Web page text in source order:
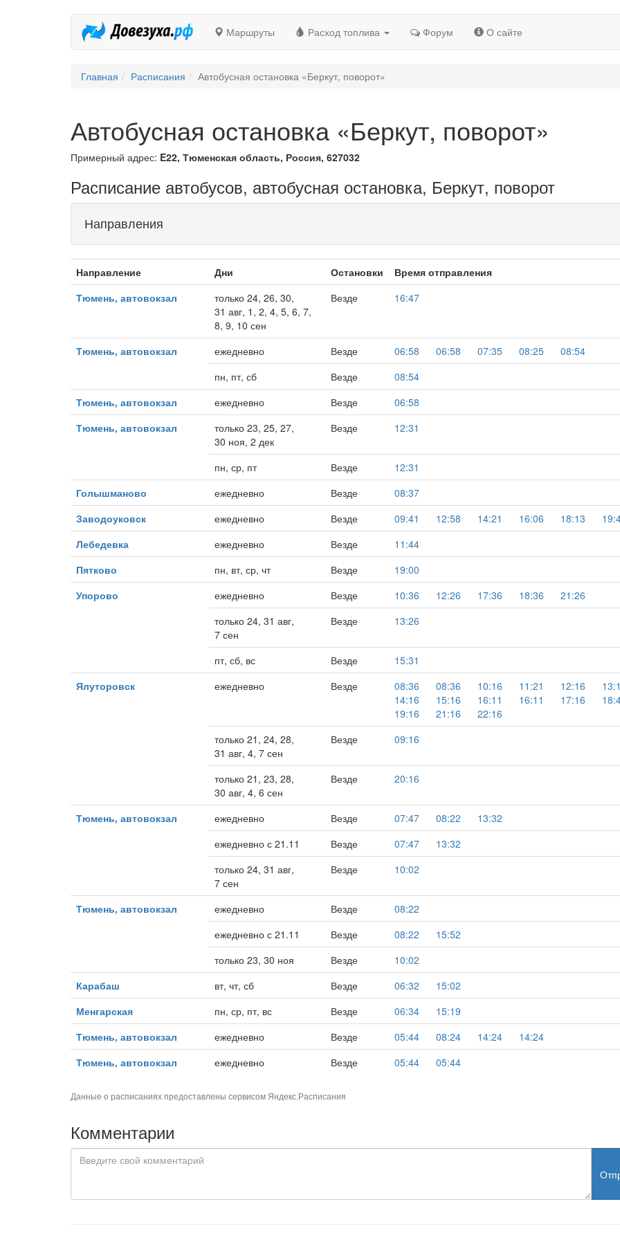
Маршруты Расход топлива Форум О сайте
Главная Расписания Автобусная остановка «Беркут, поворот»
Автобусная остановка «Беркут, поворот»
Примерный адрес: E22, Тюменская область, Россия, 627032
Расписание автобусов, автобусная остановка, Беркут, поворот
Направления
Направление Дни Остановки
Время отправления
Тюмень, автовокзал
только 24, 26, 30,
31 авг, 1, 2, 4, 5, 6, 7,
8, 9, 10 сен
Везде 16:47
Тюмень, автовокзал ежедневно Везде 06:58 06:58 07:35 08:25
08:54
пн, пт, сб
Везде
08:54
Тюмень, автовокзал
ежедневно Везде
06:58
Тюмень, автовокзал
только 23, 25, 27,
30 ноя, 2 дек
Везде 12:31
пн, ср, пт Везде
12:31
Голышманово
ежедневно Везде
08:37
Заводоуковск
ежедневно Везде 09:41 12:58 14:21 16:06 18:13
Лебедевка
ежедневно Везде
11:44
Пятково
пн, вт, ср, чт Везде
19:00
Упорово
ежедневно Везде 10:36 12:26 17:36 18:36
21:26
только 24, 31 авг,
7 сен
Везде 13:26
пт, сб, вс Везде
15:31
Ялуторовск
ежедневно Везде 08:36 08:36 10:16 11:21 12:16
14:16
15:16 16:11 16:11 17:16
19:16
21:16
22:16
только 21, 24, 28,
31 авг, 4, 7 сен
Везде 09:16
только 21, 23, 28,
30 авг, 4, 6 сен
Везде 20:16
Тюмень, автовокзал ежедневно Везде 07:47 08:22
13:32
ежедневно с 21.11
Везде 07:47
13:32
только 24, 31 авг,
7 сен
Везде 10:02
Тюмень, автовокзал ежедневно Везде
08:22
ежедневно с 21.11
Везде 08:22
15:52
только 23, 30 ноя
Везде
10:02
Карабаш
вт, чт, сб Везде 06:32
15:02
Менгарская
пн, ср, пт, вс Везде 06:34
15:19
Тюмень, автовокзал
ежедневно Везде 05:44 08:24 14:24
14:24
Тюмень, автовокзал
ежедневно Везде 05:44 05:44
Данные о расписаниях предоставлены сервисом Яндекс.Расписания
Комментарии